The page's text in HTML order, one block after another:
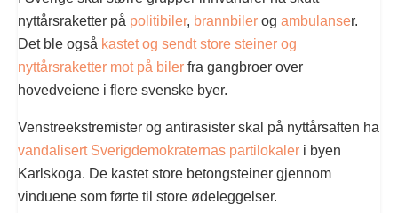
nyttårsraketter på politibiler, brannbiler og ambulanser.
Det ble også kastet og sendt store steiner og
nyttårsraketter mot på biler fra gangbroer over
hovedveiene i flere svenske byer.
Venstreekstremister og antirasister skal på nyttårsaften ha
vandalisert Sverigdemokraternas partilokaler i byen
Karlskoga. De kastet store betongsteiner gjennom
vinduene som førte til store ødeleggelser.